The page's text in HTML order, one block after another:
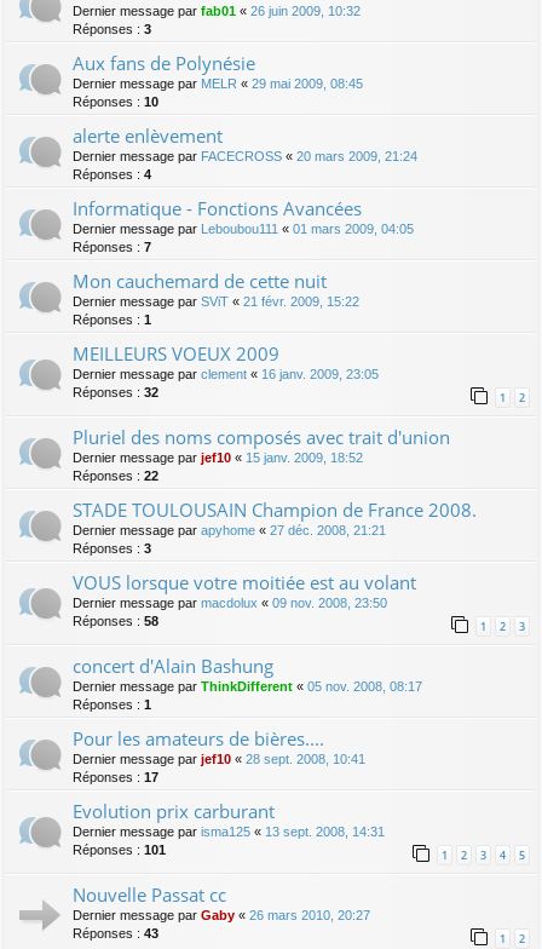
Dernier message par fab01 « 26 juin 2009, 10:32
Réponses : 3
Aux fans de Polynésie
Dernier message par MELR « 29 mai 2009, 08:45
Réponses : 10
alerte enlèvement
Dernier message par FACECROSS « 20 mars 2009, 21:24
Réponses : 4
Informatique - Fonctions Avancées
Dernier message par Leboubou111 « 01 mars 2009, 04:05
Réponses : 7
Mon cauchemard de cette nuit
Dernier message par SViT « 21 févr. 2009, 15:22
Réponses : 1
MEILLEURS VOEUX 2009
Dernier message par clement « 16 janv. 2009, 23:05
Réponses : 32 1 2
Pluriel des noms composés avec trait d'union
Dernier message par jef10 « 15 janv. 2009, 18:52
Réponses : 22
STADE TOULOUSAIN Champion de France 2008.
Dernier message par apyhome « 27 déc. 2008, 21:21
Réponses : 3
VOUS lorsque votre moitiée est au volant
Dernier message par macdolux « 09 nov. 2008, 23:50
Réponses : 58 1 2 3
concert d'Alain Bashung
Dernier message par ThinkDifferent « 05 nov. 2008, 08:17
Réponses : 1
Pour les amateurs de bières....
Dernier message par jef10 « 28 sept. 2008, 10:41
Réponses : 17
Evolution prix carburant
Dernier message par isma125 « 13 sept. 2008, 14:31
Réponses : 101 1 2 3 4 5
Nouvelle Passat cc
Dernier message par Gaby « 26 mars 2010, 20:27
Réponses : 43 1 2